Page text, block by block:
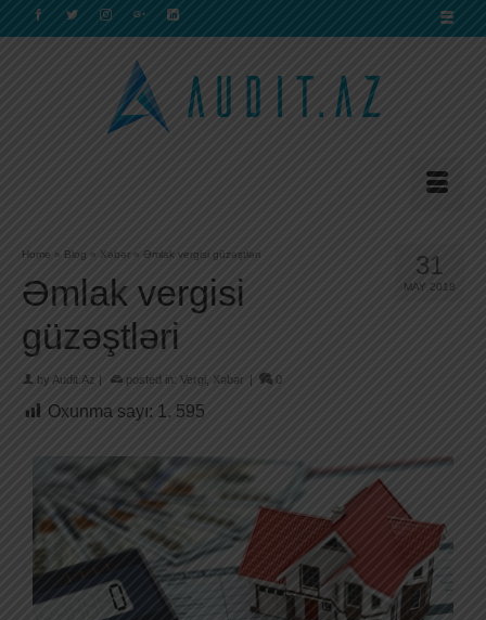
31
MAY 2018
Home » Blog » Xəbər » Əmlak vergisi güzəştləri
Əmlak vergisi
güzəştləri
by Audit.Az | posted in: Vergi Xəbər | 0
Oxunma sayı: 1. 595